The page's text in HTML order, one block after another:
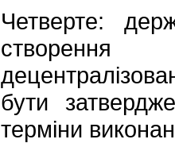
Четверте:
створення
бути
терміни